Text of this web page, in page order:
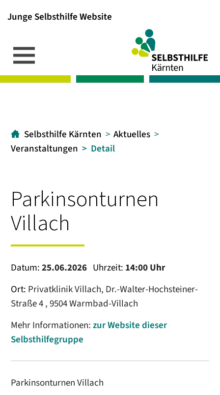
Junge Selbsthilfe Website
[1]
[2]
[3]
Selbsthilfe Kärnten
Aktuelles
Veranstaltungen
Detail
Parkinsonturnen
Villach
Datum:25.06.2026 Uhrzeit: 14:00 Uhr
Ort: Privatklinik Villach, Dr.-Walter-Hochsteiner-
Straße 4 , 9504 Warmbad-Villach
Mehr Informationen:zur Website dieser
Selbsthilfegruppe
Parkinsonturnen Villach